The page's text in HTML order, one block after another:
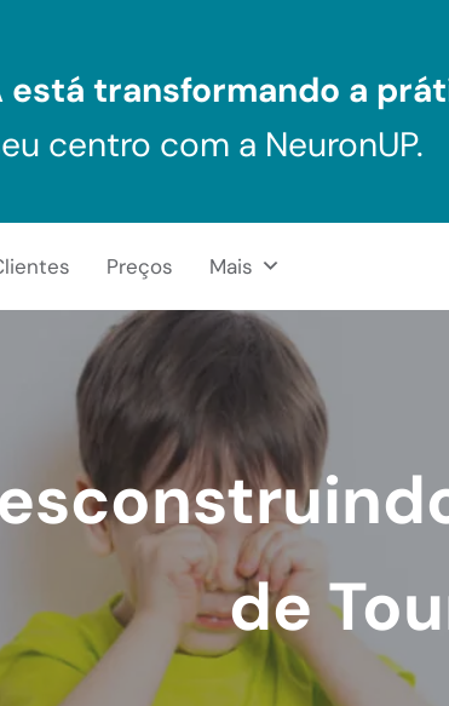
está transformando a
centro com a NeuronUP.
Preços Mais
de